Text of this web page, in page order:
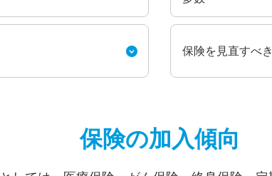
保険を見直すべ
保険の加入傾向